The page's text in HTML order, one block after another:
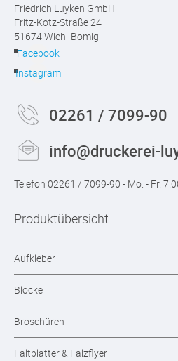
Friedrich Luyken GmbH
Fritz-Kotz-Straße 24
51674 Wiehl-Bomig
Facebook
Instagram
02261 / 7099-90
info@druckerei-
Telefon 02261 / 7099-90 - Mo. - Fr.
Produktübersicht
Aufkleber
Blöcke
Broschüren
Faltblätter & Falzflyer